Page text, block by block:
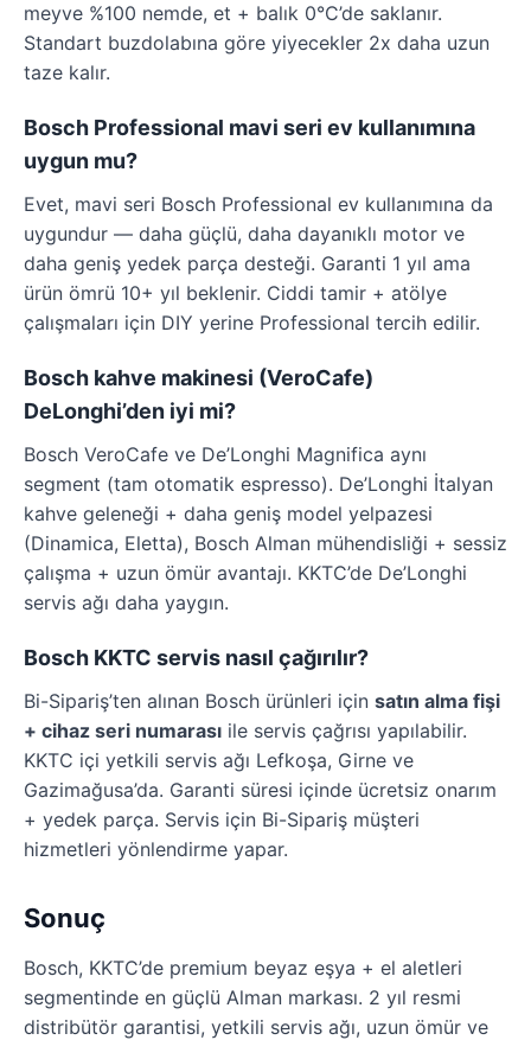
meyve %100 nemde, et + balık 0°C’de saklanır.
Standart buzdolabına göre yiyecekler 2x daha uzun
taze kalır.
Bosch Professional mavi seri ev kullanımına
uygun mu?
Evet, mavi seri Bosch Professional ev kullanımına da
uygundur — daha güçlü, daha dayanıklı motor ve
daha geniş yedek parça desteği. Garanti 1 yıl ama
ürün ömrü 10+ yıl beklenir. Ciddi tamir + atölye
çalışmaları için DIY yerine Professional tercih edilir.
Bosch kahve makinesi (VeroCafe)
DeLonghi’den iyi mi?
Bosch VeroCafe ve De’Longhi Magnifica aynı
segment (tam otomatik espresso). De’Longhi İtalyan
kahve geleneği + daha geniş model yelpazesi
(Dinamica, Eletta), Bosch Alman mühendisliği + sessiz
çalışma + uzun ömür avantajı. KKTC’de De’Longhi
servis ağı daha yaygın.
Bosch KKTC servis nasıl çağırılır?
Bi-Sipariş’ten alınan Bosch ürünleri için satın alma fişi
+ cihaz seri numarası ile servis çağrısı yapılabilir.
KKTC içi yetkili servis ağı Lefkoşa, Girne ve
Gazimağusa’da. Garanti süresi içinde ücretsiz onarım
+ yedek parça. Servis için Bi-Sipariş müşteri
hizmetleri yönlendirme yapar.
Sonuç
Bosch, KKTC’de premium beyaz eşya + el aletleri
segmentinde en güçlü Alman markası. 2 yıl resmi
distribütör garantisi, yetkili servis ağı, uzun ömür ve